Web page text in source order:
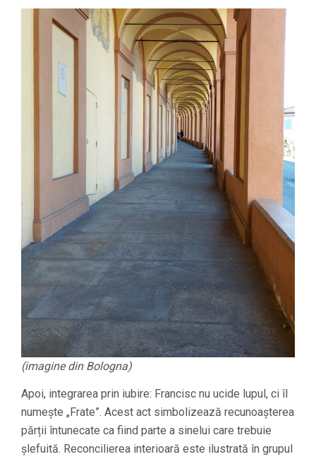
(imagine din Bologna)
Apoi, integrarea prin iubire: Francisc nu ucide lupul, ci îl
numește „Frate”. Acest act simbolizează recunoașterea
părții întunecate ca fiind parte a sinelui care trebuie
șlefuită. Reconcilierea interioară este ilustrată în grupul